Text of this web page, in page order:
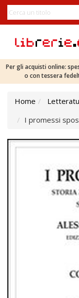
Per gli acquisti online:
o con tessera
Home
I promessi